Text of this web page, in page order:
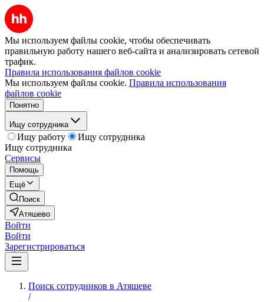
Мы используем файлы cookie, чтобы обеспечивать
правильную работу нашего веб-сайта и анализировать сетевой
трафик.
Правила использования файлов cookie
Мы используем файлы cookie. Правила использования
файлов cookie
Понятно
Ищу сотрудника
Ищу работу
Ищу сотрудника
Ищу сотрудника
Сервисы
Помощь
Ещё
Поиск
Атяшево
Войти
Войти
Зарегистрироваться
Поиск сотрудников в Атяшеве
/